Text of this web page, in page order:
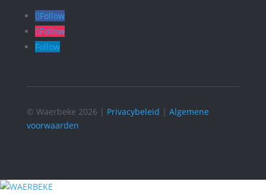
Follow
Follow
Follow
© Waerbeke 2026 | Privacybeleid | Algemene
voorwaarden